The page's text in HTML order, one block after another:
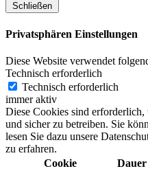
Schließen
Privatsphären Einstellungen
Diese Website verwendet
Technisch erforderlich
Technisch erforderlich
immer aktiv
Diese Cookies sind erforderlich,
und sicher zu betreiben. Sie
lesen Sie dazu unsere
zu erfahren.
Cookie
Dauer